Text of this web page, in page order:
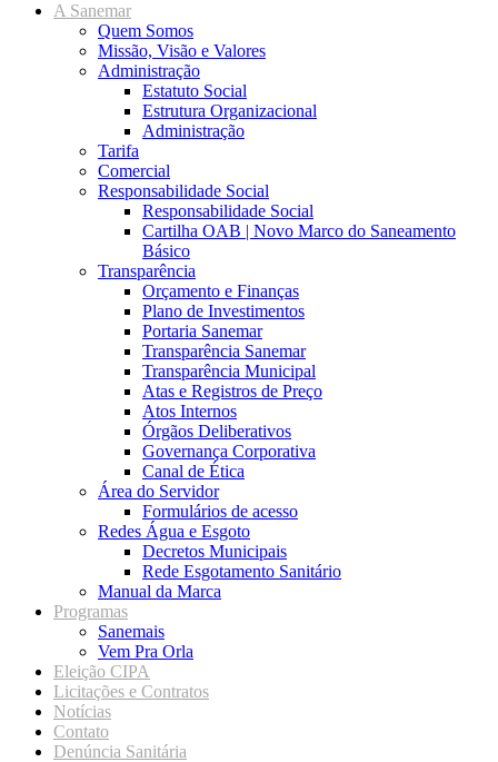
A Sanemar
Quem Somos
Missão, Visão e Valores
Administração
Estatuto Social
Estrutura Organizacional
Administração
Tarifa
Comercial
Responsabilidade Social
Responsabilidade Social
Cartilha OAB | Novo Marco do Saneamento
Básico
Transparência
Orçamento e Finanças
Plano de Investimentos
Portaria Sanemar
Transparência Sanemar
Transparência Municipal
Atas e Registros de Preço
Atos Internos
Órgãos Deliberativos
Governança Corporativa
Canal de Ética
Área do Servidor
Formulários de acesso
Redes Água e Esgoto
Decretos Municipais
Rede Esgotamento Sanitário
Manual da Marca
Programas
Sanemais
Vem Pra Orla
Eleição CIPA
Licitações e Contratos
Notícias
Contato
Denúncia Sanitária